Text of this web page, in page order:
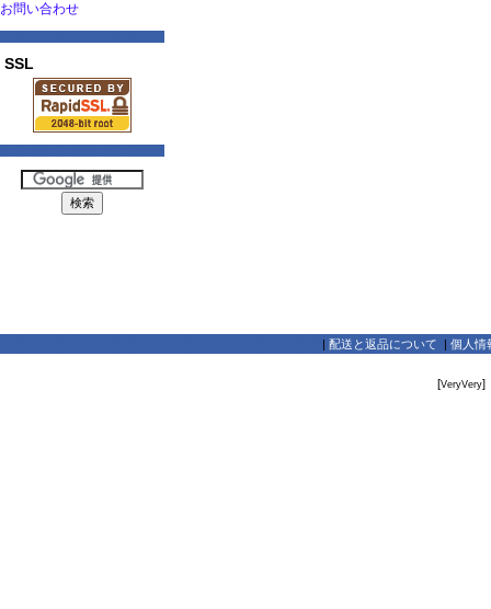
お問い合わせ
SSL
| 配送と返品について | 個人情
[VeryVery]